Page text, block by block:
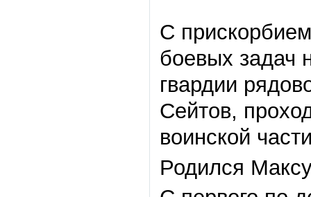
С
боевых задач
гвардии
Сейтов,
воинской
Родился